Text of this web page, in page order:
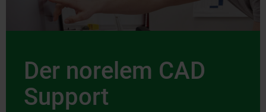
Der norelem CAD
Support